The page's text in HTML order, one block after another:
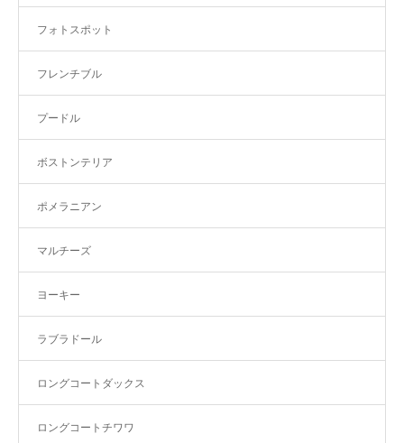
フォトスポット
フレンチブル
プードル
ボストンテリア
ポメラニアン
マルチーズ
ヨーキー
ラブラドール
ロングコートダックス
ロングコートチワワ